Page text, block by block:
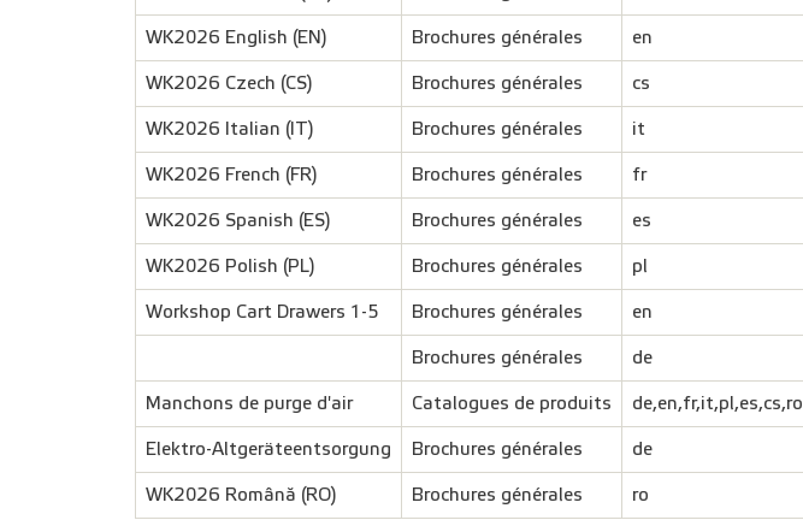
WK2026 English (EN) Brochures générales en
WK2026 Czech (CS) Brochures générales cs
WK2026 Italian (IT) Brochures générales it
WK2026 French (FR) Brochures générales fr
WK2026 Spanish (ES) Brochures générales es
WK2026 Polish (PL) Brochures générales pl
Workshop Cart Drawers 1-5 Brochures générales en
Brochures générales de
Manchons de purge d'air Catalogues de produits de,en,fr,it,pl,es,cs,ro
Elektro-Altgeräteentsorgung Brochures générales de
WK2026 Română (RO) Brochures générales ro